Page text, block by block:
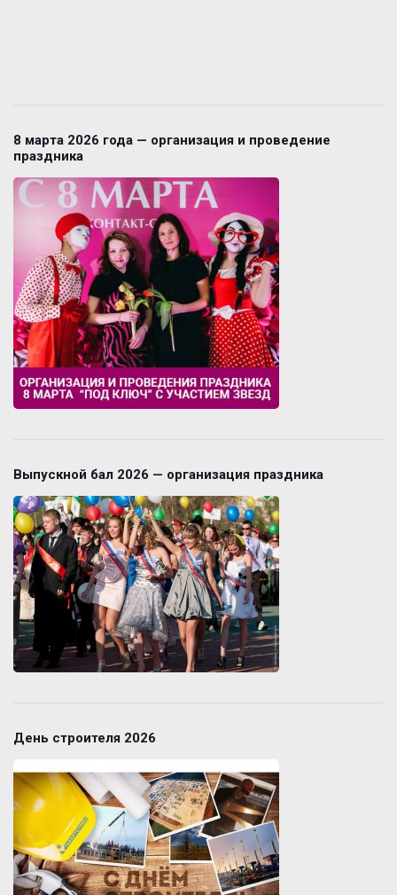
8 марта 2026 года — организация и проведение
праздника
Выпускной бал 2026 — организация праздника
День строителя 2026